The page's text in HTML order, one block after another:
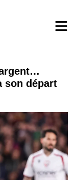
son départ